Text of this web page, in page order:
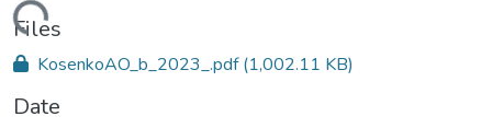
Loading...
Files
KosenkoAO_b_2023_.pdf(1,002.11 KB)
Date